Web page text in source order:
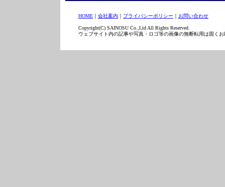
HOME ｜ 会社案内 ｜ プライバシーポリシー ｜ お問い合わせ
Copyright(C) SAINOSU Co.,Ltd All Rights Reserved.
ウェブサイト内の記事や写真・ロゴ等の画像の無断転用は固く